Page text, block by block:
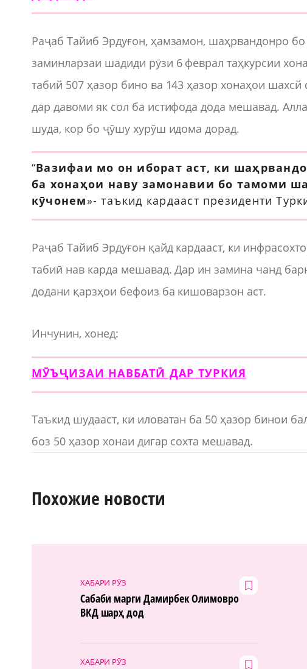
Раҷаб Тайиб Эрдуғон, ҳамзамон, шаҳрвандонро
заминларзаи шадиди рӯзи 6 феврал таҳкурсии
табий 507 ҳазор бино ва 143 ҳазор хонаҳои
дар давоми як сол ба истифода дода мешавад.
шуда, кор бо ҷӯшу хурӯш идома дорад.
“Вазифаи мо он иборат аст, ки
ба хонаҳои наву замонавии бо тамоми
кӯчонем»- таъкид кардааст президенти
Раҷаб Тайиб Эрдуғон қайд кардааст, ки
табиӣ нав карда мешавад. Дар ин замина чанд
додани қарзҳои бефоиз ба кишоварзон аст.
Инчунин, хонед:
МӮЪҶИЗАИ НАВБАТӢ ДАР ТУРКИЯ
Таъкид шудааст, ки иловатан ба 50 ҳазор бинои
боз 50 ҳазор хонаи дигар сохта мешавад.
Похожие новости
ХАБАРИ РӮЗ
Сабаби марги Дамирбек Олимовро
ВКД шарҳ дод
ХАБАРИ РӮЗ